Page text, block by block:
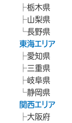
栃木県
山梨県
長野県
東海エリア
愛知県
三重県
岐阜県
静岡県
関西エリア
大阪府